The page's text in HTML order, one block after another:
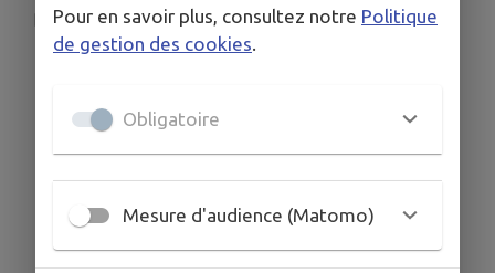
ce.0470551U@ac-bordeaux.fr
0553010122
Pour en savoir plus, consultez notre Politique
de gestion des cookies
Obligatoire
Mesure d'audience (Matomo)